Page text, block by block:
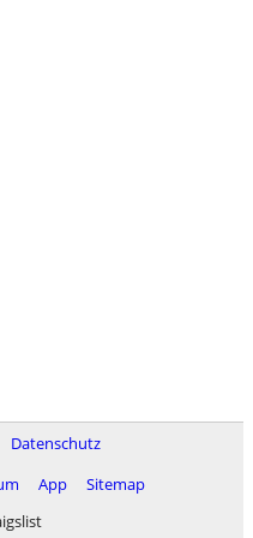
Datenschutz
App
Sitemap